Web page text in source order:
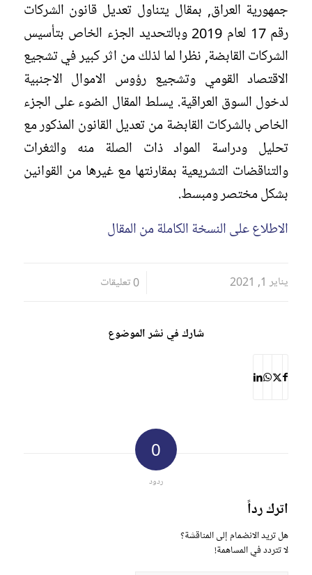
جمهورية العراق, بمقال يتناول تعديل قانون الشركات
رقم 17 لعام 2019 وبالتحديد الجزء الخاص بتأسيس
الشركات القابضة, نظرا لما لذلك من اثر كبير في تشجيع
الاقتصاد القومي وتشجيع رؤوس الاموال الاجنبية
لدخول السوق العراقية. يسلط المقال الضوء على الجزء
الخاص بالشركات القابضة من تعديل القانون المذكور مع
تحليل ودراسة المواد ذات الصلة منه والثغرات
والتناقضات التشريعية بمقارنتها مع غيرها من القوانين
بشكل مختصر ومبسط.
الاطلاع على النسخة الكاملة من المقال
يناير 1, 2021 0 تعليقات
شارك في نشر الموضوع
0
ردود
اترك رداً
هل تريد الانضمام إلى المناقشة؟
لا تتردد في المساهمة!